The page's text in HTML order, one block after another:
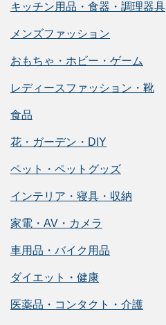
キッチン用品・食器・調理器具
メンズファッション
おもちゃ・ホビー・ゲーム
レディースファッション・靴
食品
花・ガーデン・DIY
ペット・ペットグッズ
インテリア・寝具・収納
家電・AV・カメラ
車用品・バイク用品
ダイエット・健康
医薬品・コンタクト・介護